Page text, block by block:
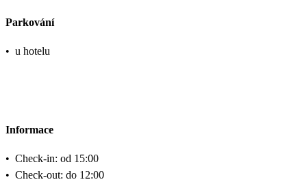
Parkování
• u hotelu
Informace
• Check-in: od 15:00
• Check-out: do 12:00